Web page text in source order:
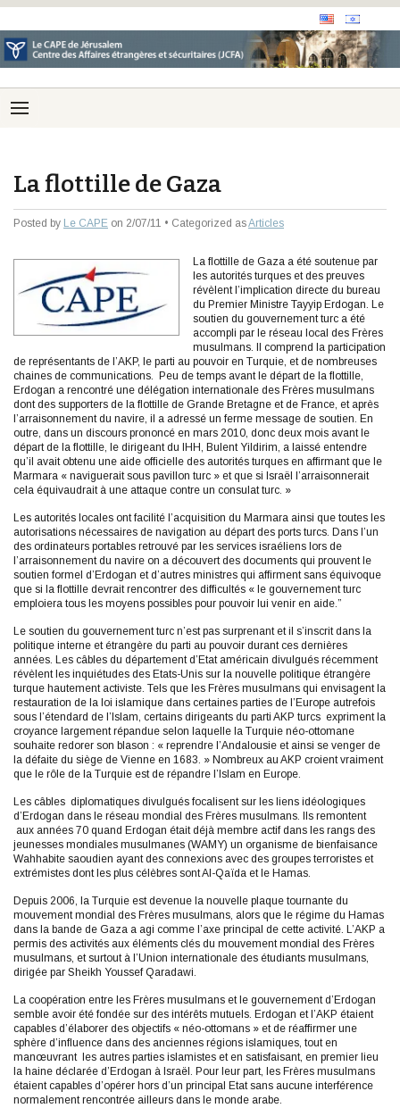
La flottille de Gaza
Posted by Le CAPE on 2/07/11 • Categorized asArticles
La flottille de Gaza a été soutenue par
les autorités turques et des preuves
révèlent l’implication directe du bureau
du Premier Ministre Tayyip Erdogan. Le
soutien du gouvernement turc a été
accompli par le réseau local des Frères
musulmans. Il comprend la participation
de représentants de l’AKP, le parti au pouvoir en Turquie, et de nombreuses
chaines de communications. Peu de temps avant le départ de la flottille,
Erdogan a rencontré une délégation internationale des Frères musulmans
dont des supporters de la flottille de Grande Bretagne et de France, et après
l’arraisonnement du navire, il a adressé un ferme message de soutien. En
outre, dans un discours prononcé en mars 2010, donc deux mois avant le
départ de la flottille, le dirigeant du IHH, Bulent Yildirim, a laissé entendre
qu’il avait obtenu une aide officielle des autorités turques en affirmant que le
Marmara « naviguerait sous pavillon turc » et que si Israël l’arraisonnerait
cela équivaudrait à une attaque contre un consulat turc. »
Les autorités locales ont facilité l’acquisition du Marmara ainsi que toutes les
autorisations nécessaires de navigation au départ des ports turcs. Dans l’un
des ordinateurs portables retrouvé par les services israéliens lors de
l’arraisonnement du navire on a découvert des documents qui prouvent le
soutien formel d’Erdogan et d’autres ministres qui affirment sans équivoque
que si la flottille devrait rencontrer des difficultés « le gouvernement turc
emploiera tous les moyens possibles pour pouvoir lui venir en aide.”
Le soutien du gouvernement turc n’est pas surprenant et il s’inscrit dans la
politique interne et étrangère du parti au pouvoir durant ces dernières
années. Les câbles du département d’Etat américain divulgués récemment
révèlent les inquiétudes des Etats-Unis sur la nouvelle politique étrangère
turque hautement activiste. Tels que les Frères musulmans qui envisagent la
restauration de la loi islamique dans certaines parties de l’Europe autrefois
sous l’étendard de l’Islam, certains dirigeants du parti AKP turcs expriment la
croyance largement répandue selon laquelle la Turquie néo-ottomane
souhaite redorer son blason : « reprendre l’Andalousie et ainsi se venger de
la défaite du siège de Vienne en 1683. » Nombreux au AKP croient vraiment
que le rôle de la Turquie est de répandre l’Islam en Europe.
Les câbles diplomatiques divulgués focalisent sur les liens idéologiques
d’Erdogan dans le réseau mondial des Frères musulmans. Ils remontent
aux années 70 quand Erdogan était déjà membre actif dans les rangs des
jeunesses mondiales musulmanes (WAMY) un organisme de bienfaisance
Wahhabite saoudien ayant des connexions avec des groupes terroristes et
extrémistes dont les plus célèbres sont Al-Qaïda et le Hamas.
Depuis 2006, la Turquie est devenue la nouvelle plaque tournante du
mouvement mondial des Frères musulmans, alors que le régime du Hamas
dans la bande de Gaza a agi comme l’axe principal de cette activité. L’AKP a
permis des activités aux éléments clés du mouvement mondial des Frères
musulmans, et surtout à l’Union internationale des étudiants musulmans,
dirigée par Sheikh Youssef Qaradawi.
La coopération entre les Frères musulmans et le gouvernement d’Erdogan
semble avoir été fondée sur des intérêts mutuels. Erdogan et l’AKP étaient
capables d’élaborer des objectifs « néo-ottomans » et de réaffirmer une
sphère d’influence dans des anciennes régions islamiques, tout en
manœuvrant les autres parties islamistes et en satisfaisant, en premier lieu
la haine déclarée d’Erdogan à Israël. Pour leur part, les Frères musulmans
étaient capables d’opérer hors d’un principal Etat sans aucune interférence
normalement rencontrée ailleurs dans le monde arabe.